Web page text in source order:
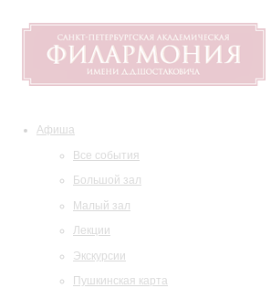
Афиша
Все события
Большой зал
Малый зал
Лекции
Экскурсии
Пушкинская карта